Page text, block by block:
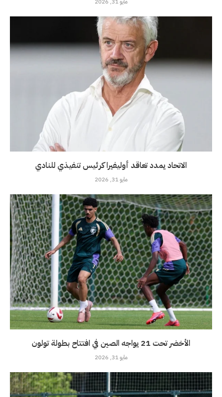
الاتحاد يمدد تعاقد أوليفيرا كرئيس تنفيذي للنادي
مايو 31, 2026
الأخضر تحت 21 يواجه الصين في افتتاح بطولة تولون
مايو 31, 2026